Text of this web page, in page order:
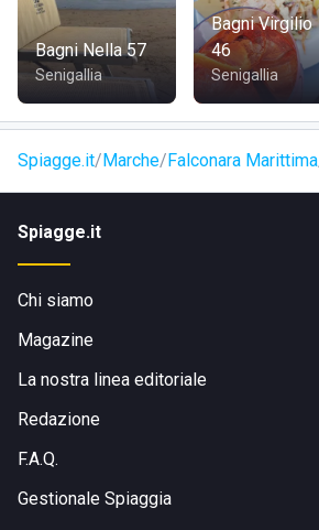
Bagni Nella 57
Senigallia
Bagni Virgilio
46
Senigallia
Spiagge.it Marche Falconara Marittima
Spiagge.it
Chi siamo
Magazine
La nostra linea editoriale
Redazione
F.A.Q.
Gestionale Spiaggia